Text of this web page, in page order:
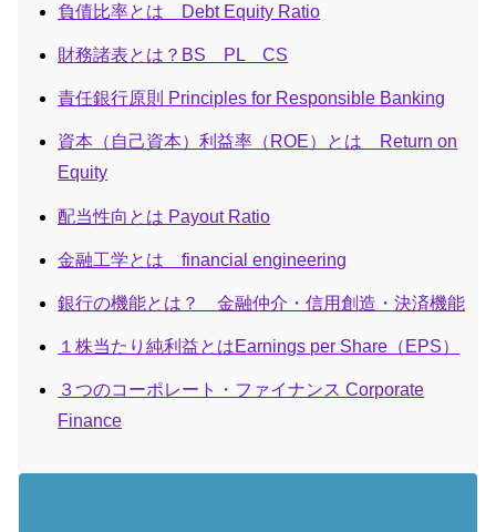
負債比率とは Debt Equity Ratio
財務諸表とは？BS PL CS
責任銀行原則 Principles for Responsible Banking
資本（自己資本）利益率（ROE）とは Return on
Equity
配当性向とは Payout Ratio
金融工学とは financial engineering
銀行の機能とは？ 金融仲介・信用創造・決済機能
１株当たり純利益とはEarnings per Share（EPS）
３つのコーポレート・ファイナンス Corporate
Finance